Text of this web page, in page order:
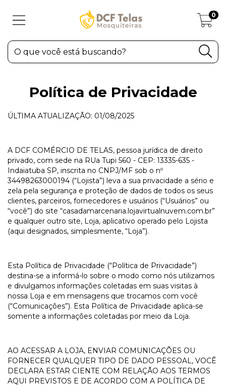
0
Política de Privacidade
ÚLTIMA ATUALIZAÇÃO: 01/08/2025
A DCF COMÉRCIO DE TELAS, pessoa jurídica de direito
privado, com sede na RUa Tupi 560 - CEP: 13335-635 -
Indaiatuba SP, inscrita no CNPJ/MF sob o nº
34498263000194 (“Lojista”) leva a sua privacidade a sério e
zela pela segurança e proteção de dados de todos os seus
clientes, parceiros, fornecedores e usuários (“Usuários” ou
“você”) do site “casadamarcenaria.lojavirtualnuvem.com.br”
e qualquer outro site, Loja, aplicativo operado pelo Lojista
(aqui designados, simplesmente, “Loja”).
Esta Política de Privacidade (“Política de Privacidade”)
destina-se a informá-lo sobre o modo como nós utilizamos
e divulgamos informações coletadas em suas visitas à
nossa Loja e em mensagens que trocamos com você
(“Comunicações”). Esta Política de Privacidade aplica-se
somente a informações coletadas por meio da Loja.
AO ACESSAR A LOJA, ENVIAR COMUNICAÇÕES OU
FORNECER QUALQUER TIPO DE DADO PESSOAL, VOCÊ
DECLARA ESTAR CIENTE COM RELAÇÃO AOS TERMOS
AQUI PREVISTOS E DE ACORDO COM A POLÍTICA DE